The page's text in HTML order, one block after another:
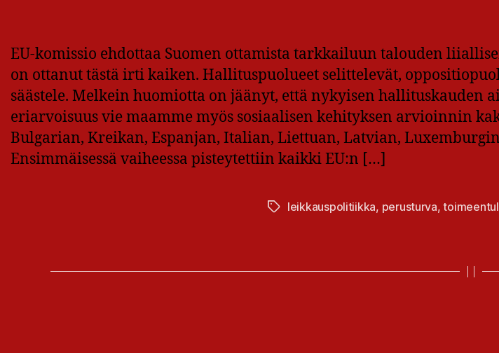
EU-komissio ehdottaa Suomen ottamista tarkkailuun talouden
on ottanut tästä irti kaiken. Hallituspuolueet selittelevät,
säästele. Melkein huomiotta on jäänyt, että nykyisen hallituskauden
eriarvoisuus vie maamme myös sosiaalisen kehityksen arvioinnin
Bulgarian, Kreikan, Espanjan, Italian, Liettuan, Latvian,
Ensimmäisessä vaiheessa pisteytettiin kaikki EU:n […]
Avainsanat
leikkauspolitiikka, perusturva,